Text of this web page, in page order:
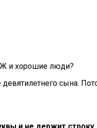
и хорошие люди?
сына.
и не держит